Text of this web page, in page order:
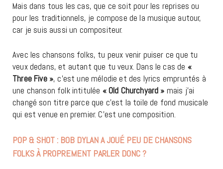
Mais dans tous les cas, que ce soit pour les reprises ou
pour les traditionnels, je compose de la musique autour,
car je suis aussi un compositeur.
Avec les chansons folks, tu peux venir puiser ce que tu
veux dedans, et autant que tu veux. Dans le cas de «
Three Five », c’est une mélodie et des lyrics empruntés à
une chanson folk intitulée « Old Churchyard » mais j’ai
changé son titre parce que c’est la toile de fond musicale
qui est venue en premier. C’est une composition.
POP & SHOT : BOB DYLAN A JOUÉ PEU DE CHANSONS
FOLKS À PROPREMENT PARLER DONC ?